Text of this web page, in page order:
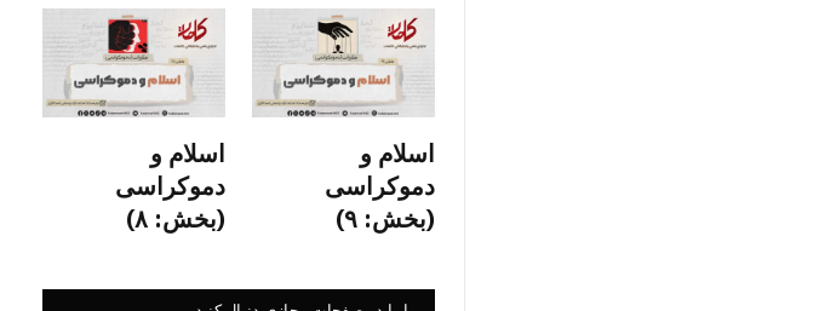
اسلام و
دموکراسی
(بخش: ۹)
اسلام و
دموکراسی
(بخش: ۸)